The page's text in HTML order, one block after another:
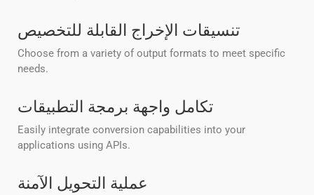
تنسيقات الإخراج القابلة للتخصيص
Choose from a variety of output formats to meet specific
needs.
تكامل واجهة برمجة التطبيقات
Easily integrate conversion capabilities into your
applications using APIs.
عملية التحويل الآمنة